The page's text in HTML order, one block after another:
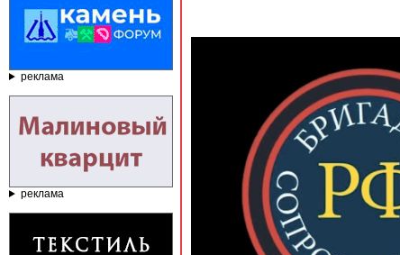
реклама
реклама